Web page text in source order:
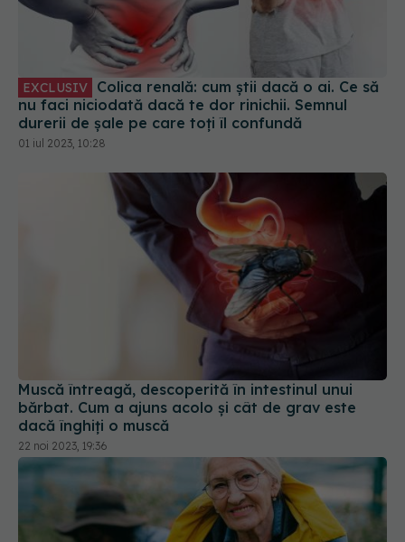
EXCLUSIV
nu faci niciodată dacă te dor rinichii. Semnul
durerii de șale pe care toți îl confundă
01 iul 2023, 10:28
Muscă întreagă, descoperită în intestinul unui
bărbat. Cum a ajuns acolo și cât de grav este
22 noi 2023, 19:36